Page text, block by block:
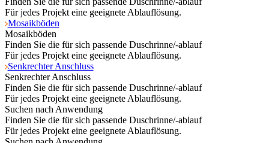
Für jedes Projekt eine geeignete Ablauflösung.
Mosaikböden
Mosaikböden
Finden Sie die für sich passende Duschrinne/-ablauf
Für jedes Projekt eine geeignete Ablauflösung.
Senkrechter Anschluss
Senkrechter Anschluss
Finden Sie die für sich passende Duschrinne/-ablauf
Für jedes Projekt eine geeignete Ablauflösung.
Suchen nach Anwendung
Finden Sie die für sich passende Duschrinne/-ablauf
Für jedes Projekt eine geeignete Ablauflösung.